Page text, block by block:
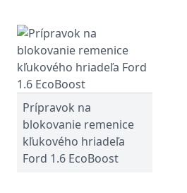
Prípravok na
blokovanie remenice
kľukového hriadeľa
Ford 1.6 EcoBoost